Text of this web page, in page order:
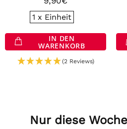
1 x Einheit
IN DEN
WARENKORB
(2 Reviews)
Nur diese